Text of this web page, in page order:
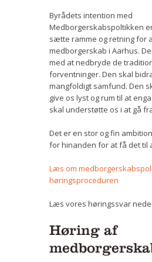
Politikker og vedtægter
Byrådets intention med
Medborgerskabspoltikken
sætte ramme og retning for
medborgerskab i Aarhus.
med at nedbryde de
forventninger. Den skal
mangfoldigt samfund. Den
give os lyst og rum til at
skal understøtte os i at gå
Det er en stor og fin
for hinanden for at få det til
Læs om
høringsproceduren
Læs vores høringssvar
Høring af